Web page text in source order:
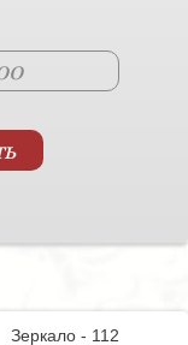
Зеркало - 112